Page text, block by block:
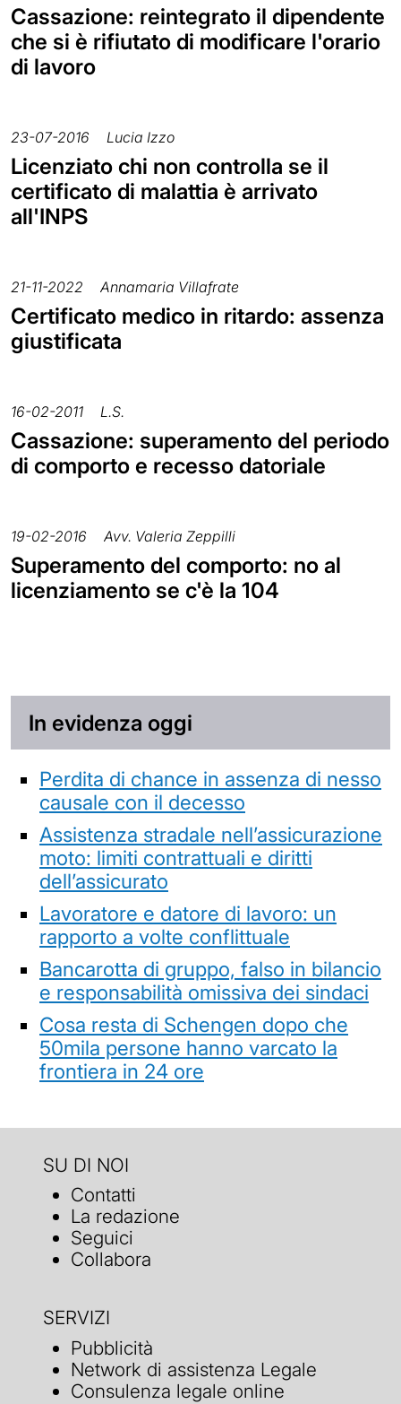
Cassazione: reintegrato il dipendente
che si è rifiutato di modificare l'orario
di lavoro
23-07-2016 Lucia Izzo
Licenziato chi non controlla se il
certificato di malattia è arrivato
all'INPS
21-11-2022 Annamaria Villafrate
Certificato medico in ritardo: assenza
giustificata
16-02-2011 L.S.
Cassazione: superamento del periodo
di comporto e recesso datoriale
19-02-2016 Avv. Valeria Zeppilli
Superamento del comporto: no al
licenziamento se c'è la 104
In evidenza oggi
Perdita di chance in assenza di nesso
causale con il decesso
Assistenza stradale nell’assicurazione
moto: limiti contrattuali e diritti
dell’assicurato
Lavoratore e datore di lavoro: un
rapporto a volte conflittuale
Bancarotta di gruppo, falso in bilancio
e responsabilità omissiva dei sindaci
Cosa resta di Schengen dopo che
50mila persone hanno varcato la
frontiera in 24 ore
SU DI NOI
Contatti
La redazione
Seguici
Collabora
SERVIZI
Pubblicità
Network di assistenza Legale
Consulenza legale online